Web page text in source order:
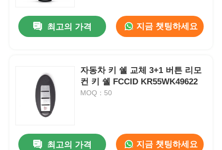
최고의 가격 지금 챗팅하세요
자동차 키 쉘 교체 3+1 버튼 리모
컨 키 쉘 FCCID KR55WK49622
MOQ：50
최고의 가격 지금 챗팅하세요